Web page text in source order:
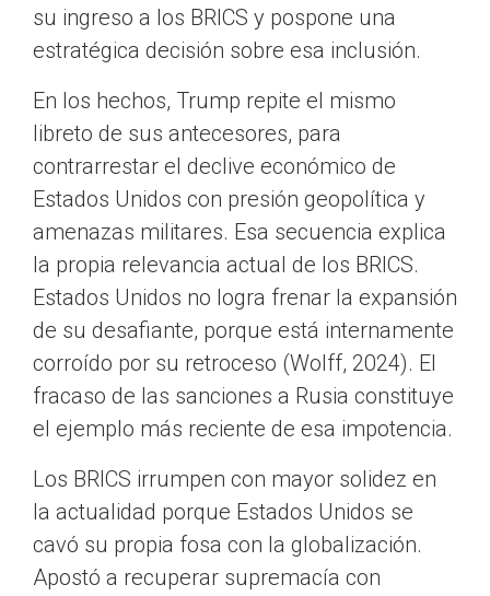
su ingreso a los BRICS y pospone una
estratégica decisión sobre esa inclusión.
En los hechos, Trump repite el mismo
libreto de sus antecesores, para
contrarrestar el declive económico de
Estados Unidos con presión geopolítica y
amenazas militares. Esa secuencia explica
la propia relevancia actual de los BRICS.
Estados Unidos no logra frenar la expansión
de su desafiante, porque está internamente
corroído por su retroceso (Wolff, 2024). El
fracaso de las sanciones a Rusia constituye
el ejemplo más reciente de esa impotencia.
Los BRICS irrumpen con mayor solidez en
la actualidad porque Estados Unidos se
cavó su propia fosa con la globalización.
Apostó a recuperar supremacía con